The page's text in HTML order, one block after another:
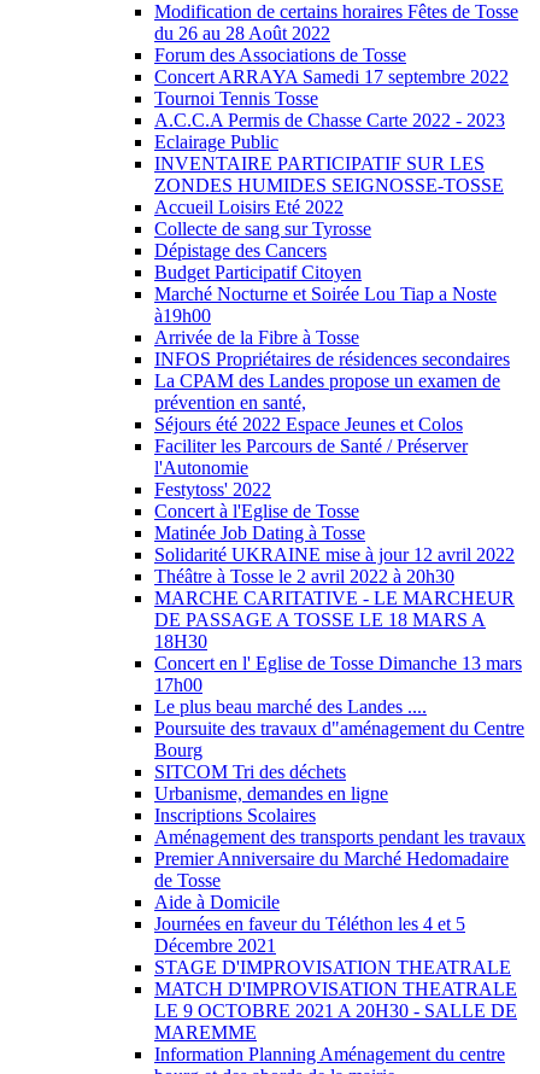
Modification de certains horaires Fêtes de Tosse
du 26 au 28 Août 2022
Forum des Associations de Tosse
Concert ARRAYA Samedi 17 septembre 2022
Tournoi Tennis Tosse
A.C.C.A Permis de Chasse Carte 2022 - 2023
Eclairage Public
INVENTAIRE PARTICIPATIF SUR LES
ZONDES HUMIDES SEIGNOSSE-TOSSE
Accueil Loisirs Eté 2022
Collecte de sang sur Tyrosse
Dépistage des Cancers
Budget Participatif Citoyen
Marché Nocturne et Soirée Lou Tiap a Noste
à19h00
Arrivée de la Fibre à Tosse
INFOS Propriétaires de résidences secondaires
La CPAM des Landes propose un examen de
prévention en santé,
Séjours été 2022 Espace Jeunes et Colos
Faciliter les Parcours de Santé / Préserver
l'Autonomie
Festytoss' 2022
Concert à l'Eglise de Tosse
Matinée Job Dating à Tosse
Solidarité UKRAINE mise à jour 12 avril 2022
Théâtre à Tosse le 2 avril 2022 à 20h30
MARCHE CARITATIVE - LE MARCHEUR
DE PASSAGE A TOSSE LE 18 MARS A
18H30
Concert en l' Eglise de Tosse Dimanche 13 mars
17h00
Le plus beau marché des Landes ....
Poursuite des travaux d"aménagement du Centre
Bourg
SITCOM Tri des déchets
Urbanisme, demandes en ligne
Inscriptions Scolaires
Aménagement des transports pendant les travaux
Premier Anniversaire du Marché Hedomadaire
de Tosse
Aide à Domicile
Journées en faveur du Téléthon les 4 et 5
Décembre 2021
STAGE D'IMPROVISATION THEATRALE
MATCH D'IMPROVISATION THEATRALE
LE 9 OCTOBRE 2021 A 20H30 - SALLE DE
MAREMME
Information Planning Aménagement du centre